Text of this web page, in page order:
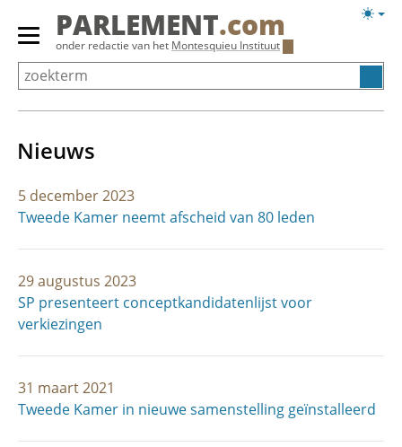
Overslaan
Primair
menu
tonen/verbergen
PARLEMENT.com
onder redactie van het Montesquieu Instituut
Nieuws
5 december 2023
Tweede Kamer neemt afscheid van 80 leden
29 augustus 2023
SP presenteert conceptkandidatenlijst voor
verkiezingen
31 maart 2021
Tweede Kamer in nieuwe samenstelling geïnstalleerd